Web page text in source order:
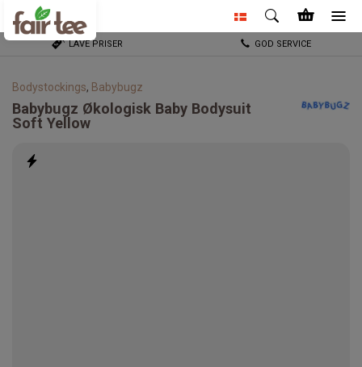
LAVE PRISER GOD SERVICE
Bodystockings, Babybugz
Babybugz Økologisk Baby Bodysuit
Soft Yellow